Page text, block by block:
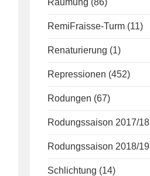
Räumung (86)
RemiFraisse-Turm (11)
Renaturierung (1)
Repressionen (452)
Rodungen (67)
Rodungssaison 2017/18
Rodungssaison 2018/19
Schlichtung (14)